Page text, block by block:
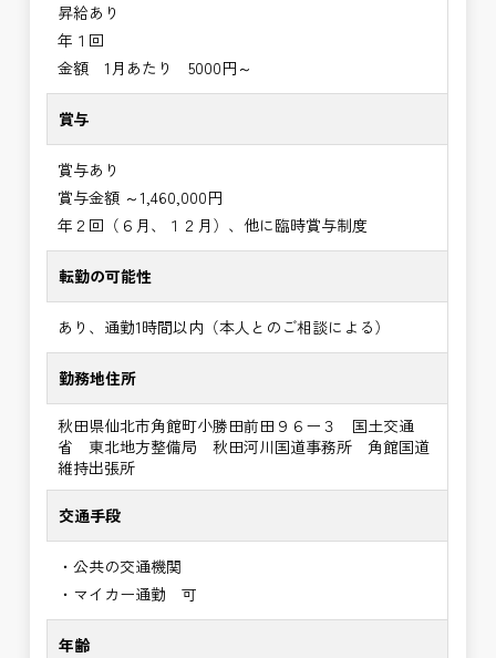
昇給あり
年１回
金額 1月あたり 5000円～
賞与
賞与あり
賞与金額 ～1,460,000円
年２回（６月、１２月）、他に臨時賞与制度
転勤の可能性
あり、通勤1時間以内（本人とのご相談による）
勤務地住所
秋田県仙北市角館町小勝田前田９６ー３ 国土交通
省 東北地方整備局 秋田河川国道事務所 角館国道
維持出張所
交通手段
・公共の交通機関
・マイカー通勤 可
年齢